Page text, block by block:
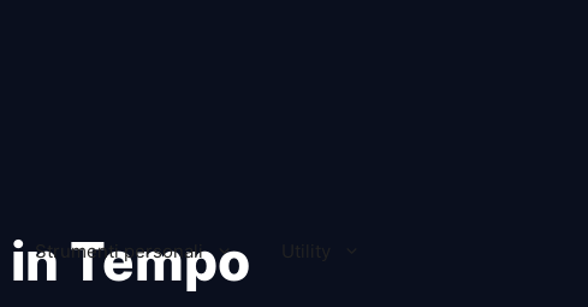
Strumenti personali Utility
Tempo